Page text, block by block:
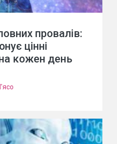
провалів:
цінні
кожен день